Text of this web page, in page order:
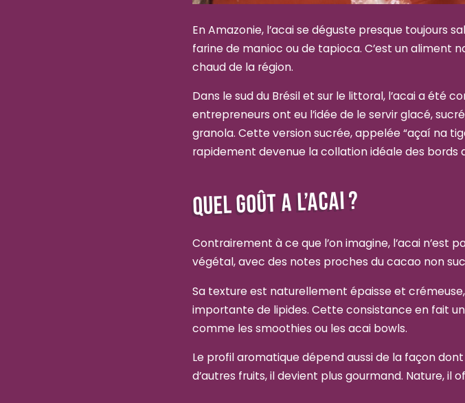
En Amazonie, l’acai se déguste presque toujours
farine de manioc ou de tapioca. C’est un aliment
chaud de la région.
Dans le sud du Brésil et sur le littoral, l’acai a été
entrepreneurs ont eu l’idée de le servir glacé,
granola. Cette version sucrée, appelée “açaí na
rapidement devenue la collation idéale des bords
QUEL GOÛT A L’ACAI ?
Contrairement à ce que l’on imagine, l’acai n’est
végétal, avec des notes proches du cacao non
Sa texture est naturellement épaisse et
importante de lipides. Cette consistance en fait
comme les smoothies ou les acai bowls.
Le profil aromatique dépend aussi de la façon
d’autres fruits, il devient plus gourmand. Nature, il